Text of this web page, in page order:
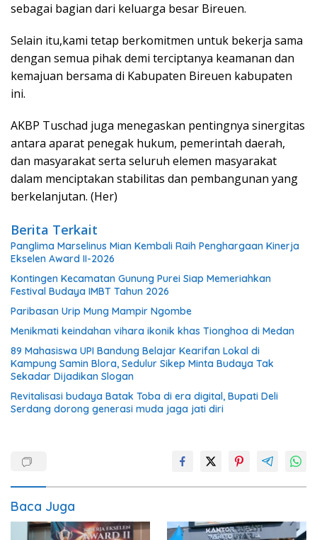
sebagai bagian dari keluarga besar Bireuen.
Selain itu,kami tetap berkomitmen untuk bekerja sama
dengan semua pihak demi terciptanya keamanan dan
kemajuan bersama di Kabupaten Bireuen kabupaten
ini.
AKBP Tuschad juga menegaskan pentingnya sinergitas
antara aparat penegak hukum, pemerintah daerah,
dan masyarakat serta seluruh elemen masyarakat
dalam menciptakan stabilitas dan pembangunan yang
berkelanjutan. (Her)
Berita Terkait
Panglima Marselinus Mian Kembali Raih Penghargaan Kinerja
Ekselen Award II-2026
Kontingen Kecamatan Gunung Purei Siap Memeriahkan
Festival Budaya IMBT Tahun 2026
Paribasan Urip Mung Mampir Ngombe
Menikmati keindahan vihara ikonik khas Tionghoa di Medan
89 Mahasiswa UPI Bandung Belajar Kearifan Lokal di
Kampung Samin Blora, Sedulur Sikep Minta Budaya Tak
Sekadar Dijadikan Slogan
Revitalisasi budaya Batak Toba di era digital, Bupati Deli
Serdang dorong generasi muda jaga jati diri
Baca Juga